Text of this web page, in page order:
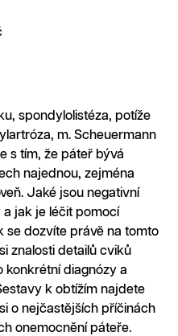
spondylolistéza, potíže
m. Scheuermann
s tím, že páteř bývá
najednou, zejména
Jaké jsou negativní
jak je léčit pomocí
se dozvíte právě na tomto
znalosti detailů cviků
konkrétní diagnózy a
k obtížím najdete
o nejčastějších příčinách
onemocnění páteře.